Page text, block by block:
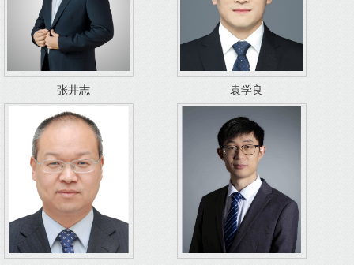
张井志 袁学良